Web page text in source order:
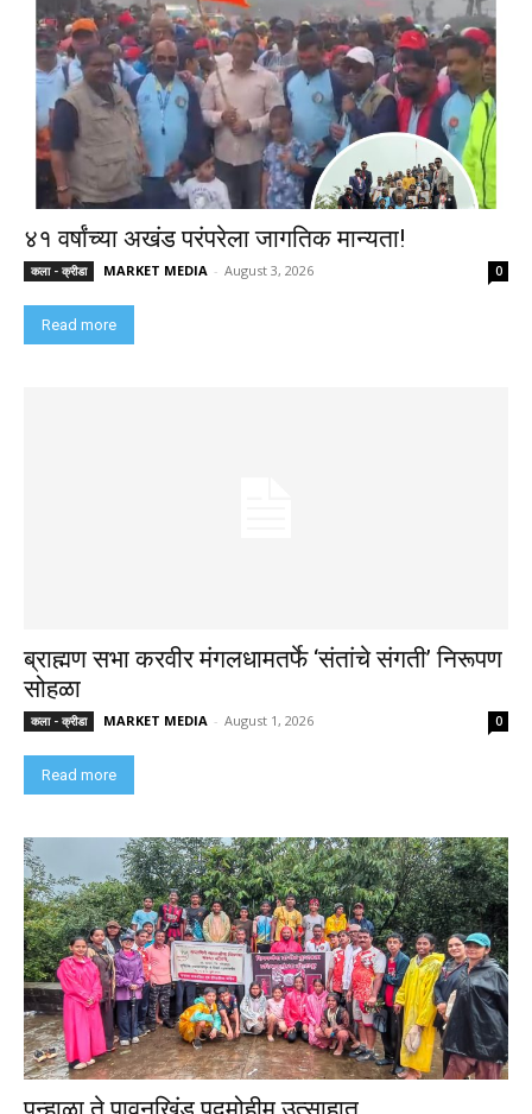
४१ वर्षांच्या अखंड परंपरेला जागतिक मान्यता!
कला - क्रीडा MARKET MEDIA - August 3, 2026 0
Read more
ब्राह्मण सभा करवीर मंगलधामतर्फे ‘संतांचे संगती’ निरूपण
सोहळा
कला - क्रीडा MARKET MEDIA - August 1, 2026 0
Read more